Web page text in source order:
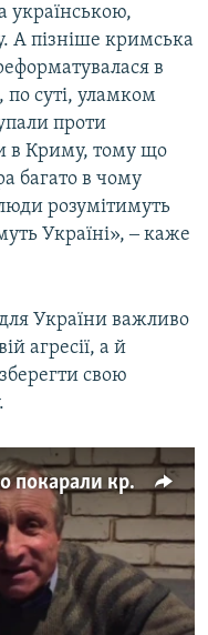
українською,
А пізніше кримська
в
суті, уламком
проти
в Криму, тому що
багато в чому
розумітимуть
Україні», ‒ каже
України важливо
агресії, а й
свою
Думки під забороною. За що покарали кримського журналіста? (відео)
available